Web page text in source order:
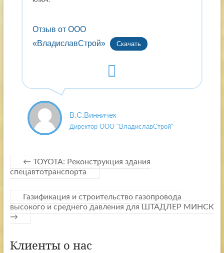
Отзыв от ООО
«ВладиславСтрой»
Скачать
В.С.Винничек
Директор ООО "ВладиславСтрой"
← TOYOTA: Реконструкция здания
спецавтотранспорта
Газификация и строительство газопровода
высокого и среднего давления для ШТАДЛЕР МИНСК
→
Клиенты о нас